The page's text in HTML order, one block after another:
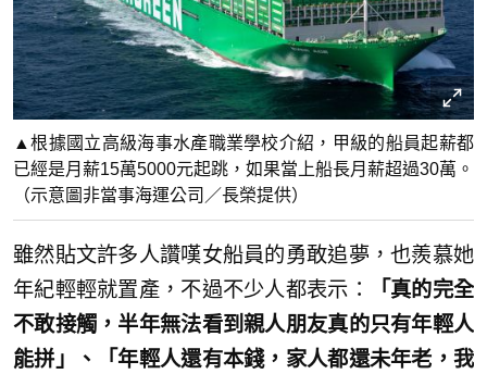
▲根據國立高級海事水產職業學校介紹，甲級的船員起薪都
已經是月薪15萬5000元起跳，如果當上船長月薪超過30萬。
（示意圖非當事海運公司／長榮提供）
雖然貼文許多人讚嘆女船員的勇敢追夢，也羨慕她
年紀輕輕就置產，不過不少人都表示：
「真的完全
不敢接觸，半年無法看到親人朋友真的只有年輕人
能拼」、「年輕人還有本錢，家人都還未年老，我